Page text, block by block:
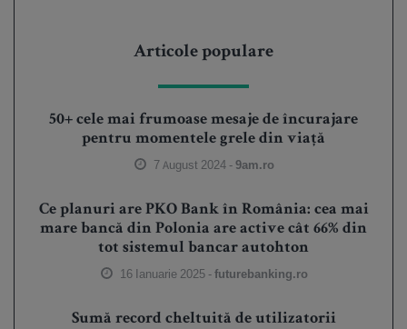
Articole populare
50+ cele mai frumoase mesaje de încurajare
pentru momentele grele din viață
7 August 2024 -9am.ro
Ce planuri are PKO Bank în România: cea mai
mare bancă din Polonia are active cât 66% din
tot sistemul bancar autohton
16 Ianuarie 2025 -futurebanking.ro
Sumă record cheltuită de utilizatorii